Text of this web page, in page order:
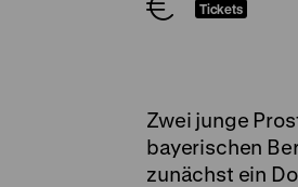
Tickets
Zwei junge
bayerischen
zunächst ein